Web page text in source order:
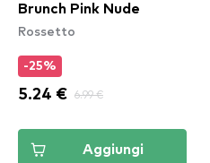
Brunch Pink Nude
Rossetto
-25%
5.24 € 6.99 €
Aggiungi